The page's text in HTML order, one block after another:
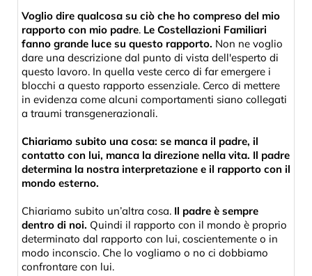
Voglio dire qualcosa su ciò che ho compreso del mio
rapporto con mio padre. Le Costellazioni Familiari
fanno grande luce su questo rapporto. Non ne voglio
dare una descrizione dal punto di vista dell'esperto di
questo lavoro. In quella veste cerco di far emergere i
blocchi a questo rapporto essenziale. Cerco di mettere
in evidenza come alcuni comportamenti siano collegati
a traumi transgenerazionali.
Chiariamo subito una cosa: se manca il padre, il
contatto con lui, manca la direzione nella vita. Il padre
determina la nostra interpretazione e il rapporto con il
mondo esterno.
Chiariamo subito un’altra cosa. Il padre è sempre
dentro di noi. Quindi il rapporto con il mondo è proprio
determinato dal rapporto con lui, coscientemente o in
modo inconscio. Che lo vogliamo o no ci dobbiamo
confrontare con lui.